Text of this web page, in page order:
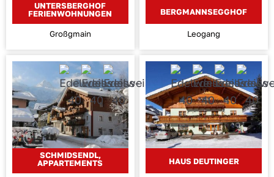
UNTERSBERGHOF
FERIENWOHNUNGEN
Großgmain
BERGMANNSEGGHOF
Leogang
SCHMIDSENDL,
APPARTEMENTS
HAUS DEUTINGER